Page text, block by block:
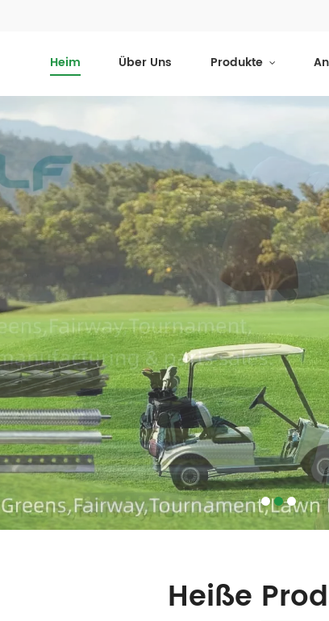
Heim Über Uns Produkte
Heiße